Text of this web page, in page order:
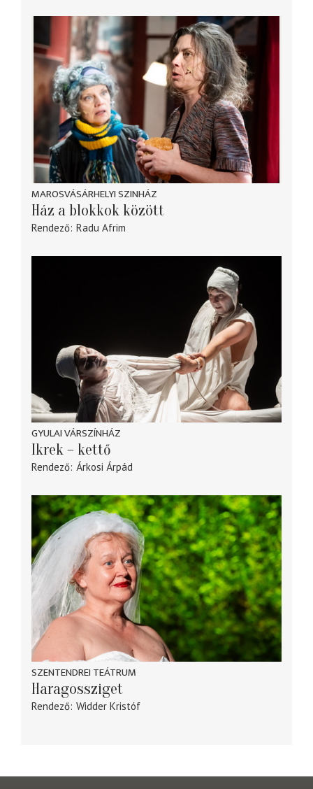
MAROSVÁSÁRHELYI SZINHÁZ
Ház a blokkok között
Rendező Radu Afrim
GYULAI VÁRSZÍNHÁZ
Ikrek – kettő
Rendező Árkosi Árpád
SZENTENDREI TEÁTRUM
Haragossziget
Rendező Widder Kristóf